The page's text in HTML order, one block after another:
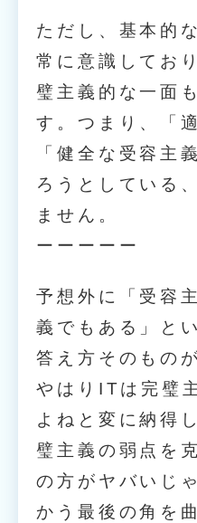
ただし、基本的
常に意識してお
璧主義的な一面
す。つまり、「
「健全な受容主
ろうとしている
ません。
ーーーーー
予想外に「受容
義でもある」と
答え方そのもの
やはりITは完璧
よねと変に納得
璧主義の弱点を
の方がヤバいじ
かう最後の角を